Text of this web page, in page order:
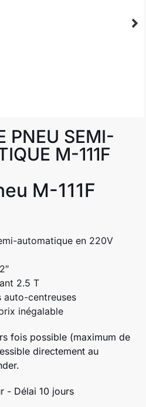
PNEU SEMI-
M-111F
M-111F
automatique en 220V
2.5 T
auto-centreuses
inégalable
fois possible (maximum de
directement au
- Délai 10 jours